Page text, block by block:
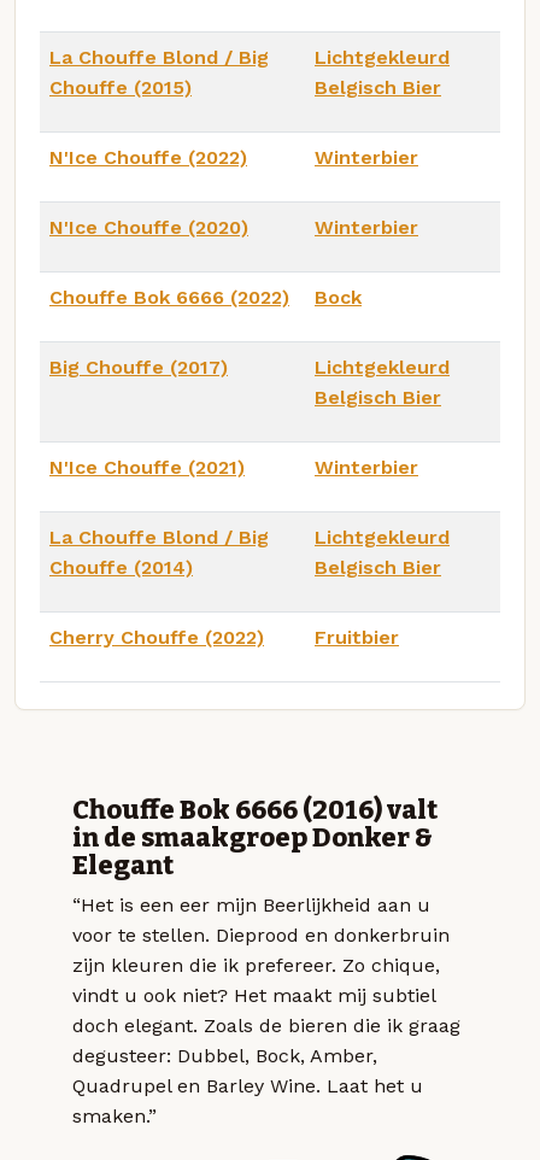
La Chouffe Blond / Big
Chouffe (2015)
Lichtgekleurd
Belgisch Bier
N'Ice Chouffe (2022) Winterbier
N'Ice Chouffe (2020) Winterbier
Chouffe Bok 6666 (2022) Bock
Big Chouffe (2017)
Lichtgekleurd
Belgisch Bier
N'Ice Chouffe (2021) Winterbier
La Chouffe Blond / Big
Chouffe (2014)
Lichtgekleurd
Belgisch Bier
Cherry Chouffe (2022) Fruitbier
Chouffe Bok 6666 (2016) valt
in de smaakgroep Donker &
Elegant
“Het is een eer mijn Beerlijkheid aan u
voor te stellen. Dieprood en donkerbruin
zijn kleuren die ik prefereer. Zo chique,
vindt u ook niet? Het maakt mij subtiel
doch elegant. Zoals de bieren die ik graag
degusteer: Dubbel, Bock, Amber,
Quadrupel en Barley Wine. Laat het u
smaken.”